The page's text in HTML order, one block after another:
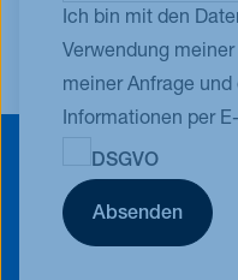
Ich bin mit den
Verwendung
meiner Anfrage
Informationen per
DSGVO
Absenden